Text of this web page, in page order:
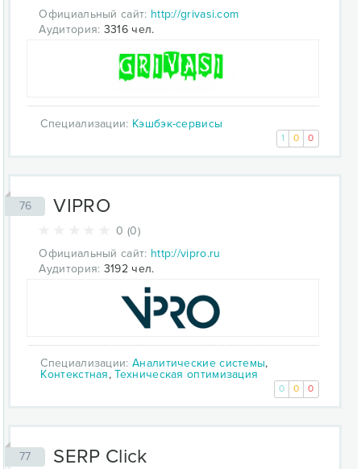
Официальный сайт: http://grivasi.com
Аудитория: 3316 чел.
Специализации: Кэшбэк-сервисы
1 0 0
76 VIPRO
0 (0)
Официальный сайт: http://vipro.ru
Аудитория: 3192 чел.
Специализации: Аналитические системы,
Контекстная,Техническая оптимизация
0 0 0
77 SERP Click